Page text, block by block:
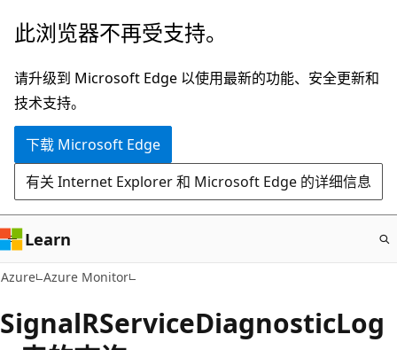
跳
主
要
内
此浏览器不再受支持。
请升级到 Microsoft Edge 以使用最新的功能、安全更新和
技术支持。
下载 Microsoft Edge
有关 Internet Explorer 和 Microsoft Edge 的详细信息
Learn
Azure Azure Monitor
SignalRServiceDiagnosticLog